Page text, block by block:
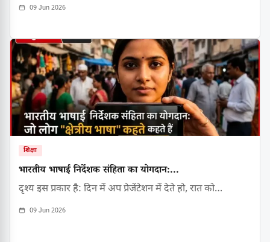
09 Jun 2026
शिक्षा
भारतीय भाषाई निर्देशक संहिता का योगदान:...
दृश्य इस प्रकार है: दिन में अप प्रेजेंटेशन में देते हो, रात को…
09 Jun 2026